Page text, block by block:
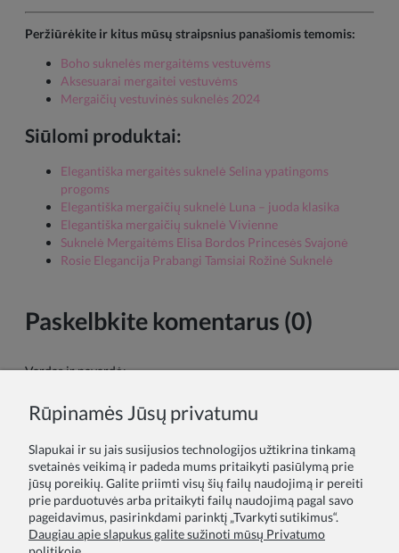
Peržiūrėkite ir kitus mūsų straipsnius panašiomis temomis:
Boho suknelės mergaitėms vestuvėms
Aksesuarai mergaitei vestuvėms
Mergaičių vestuvinės suknelės 2024
Siūlomi produktai:
Elegantiška mergaitės suknelė Selina ypatingoms
progoms
Elegantiška mergaičių suknelė Luna – juoda klasika
Elegantiška mergaičių suknelė Vivienne
Suknelė Mergaitėms Elisa Bordos Princesės Svajonė
Rosie Elegancija Prabangi Tamsiai Rožinė Suknelė
Paskelbkite komentarus (0)
Vardas ir pavardė:
Rūpinamės Jūsų privatumu
Slapukai ir su jais susijusios technologijos užtikrina tinkamą
svetainės veikimą ir padeda mums pritaikyti pasiūlymą prie
jūsų poreikių. Galite priimti visų šių failų naudojimą ir pereiti
prie parduotuvės arba pritaikyti failų naudojimą pagal savo
pageidavimus, pasirinkdami parinktį „Tvarkyti sutikimus“.
Daugiau apie slapukus galite sužinoti mūsų Privatumo